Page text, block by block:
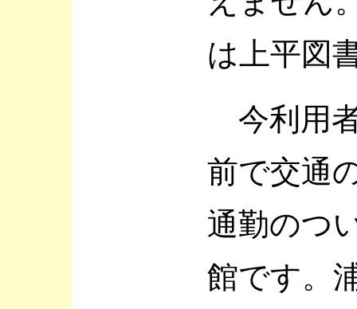
は上平図
今利用
前で交通
通勤のつ
館です。